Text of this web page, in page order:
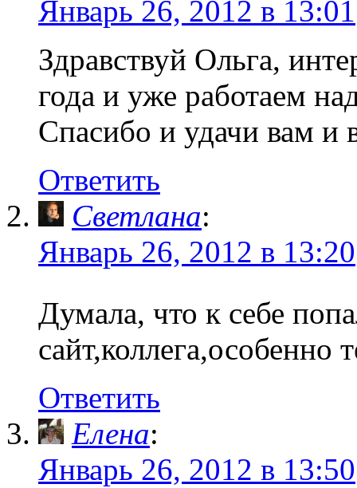
Январь 26, 2012 в 13:01
Здравствуй Ольга,
года и уже работаем
Спасибо и удачи вам
Ответить
Светлана:
Январь 26, 2012 в 13:20
Думала, что к себе
сайт,коллега,особенно
Ответить
Елена:
Январь 26, 2012 в 13:50